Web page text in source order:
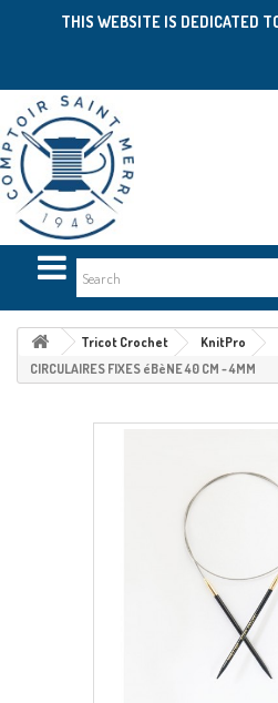
THIS WEBSITE IS DEDICATED
Tricot Crochet KnitPro
CIRCULAIRES FIXES éBèNE 40 CM - 4MM